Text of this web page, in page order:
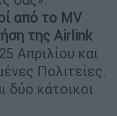
από το MV
της Airlink
Απριλίου και
Πολιτείες.
δύο κάτοικοι